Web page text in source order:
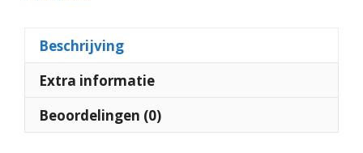
Beschrijving
Extra informatie
Beoordelingen (0)